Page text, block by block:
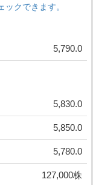
クできます。
5,790.0
5,830.0
5,850.0
5,780.0
127,000株